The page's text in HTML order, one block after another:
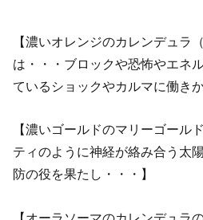
【濃いオレンジのカレンデュラ
は・・・ブロックや恐怖やエネ
ているショックやカルマに働き
【濃いゴールドのマリーゴール
ティのように神経が絡み合う太
防の役を果たし・・・】